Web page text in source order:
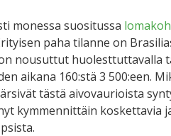
monessa suositussa
paha tilanne on
nousuttut huolesttuttavalla
aikana 160:stä 3 500:een.
tästä aivovaurioista
kymmennittäin koskettavia